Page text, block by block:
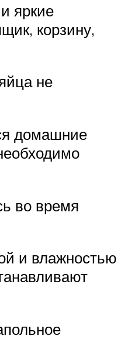
яркие
корзину,
не
домашние
во время
и влажностью